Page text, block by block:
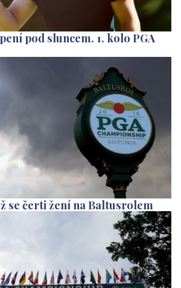
pod sluncem. 1. kolo PGA
se čerti žení na Baltusrolem